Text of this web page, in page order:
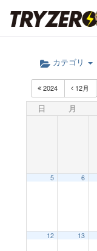
カテゴリ
2024 12月
日 月
5 6
12 13